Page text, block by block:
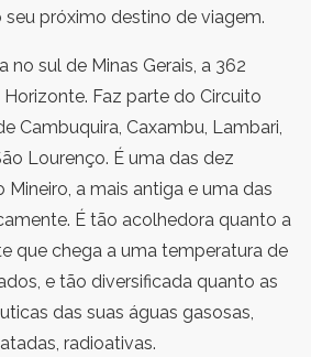
próximo destino de viagem.
no sul de Minas Gerais, a 362
Faz parte do Circuito
Cambuquira, Caxambu, Lambari,
Lourenço. É uma das dez
a mais antiga e uma das
É tão acolhedora quanto a
que chega a uma temperatura de
e tão diversificada quanto as
das suas águas gasosas,
radioativas.